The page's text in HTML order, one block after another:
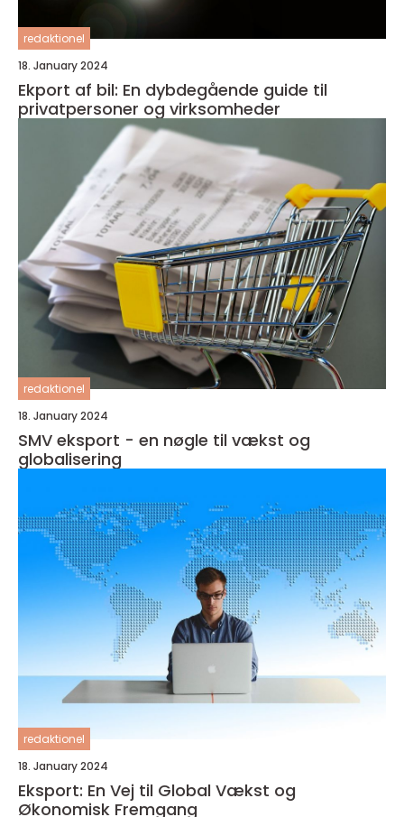
redaktionel
18. January 2024
Ekport af bil: En dybdegående guide til
privatpersoner og virksomheder
redaktionel
18. January 2024
SMV eksport - en nøgle til vækst og
globalisering
redaktionel
18. January 2024
Eksport: En Vej til Global Vækst og
Økonomisk Fremgang